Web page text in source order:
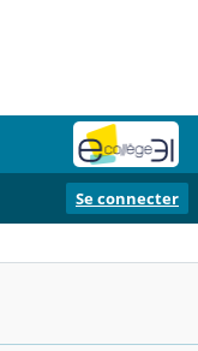
Se connecter